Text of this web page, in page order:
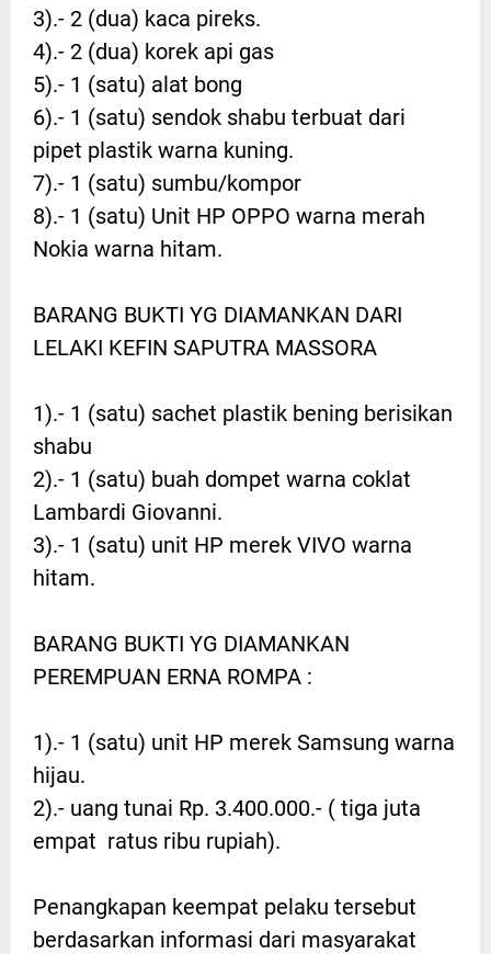
3).- 2 (dua) kaca pireks.
4).- 2 (dua) korek api gas
5).- 1 (satu) alat bong
6).- 1 (satu) sendok shabu terbuat dari
pipet plastik warna kuning.
7).- 1 (satu) sumbu/kompor
8).- 1 (satu) Unit HP OPPO warna merah
Nokia warna hitam.
BARANG BUKTI YG DIAMANKAN DARI
LELAKI KEFIN SAPUTRA MASSORA
1).- 1 (satu) sachet plastik bening berisikan
shabu
2).- 1 (satu) buah dompet warna coklat
Lambardi Giovanni.
3).- 1 (satu) unit HP merek VIVO warna
hitam.
BARANG BUKTI YG DIAMANKAN
PEREMPUAN ERNA ROMPA :
1).- 1 (satu) unit HP merek Samsung warna
hijau.
2).- uang tunai Rp. 3.400.000.- ( tiga juta
empat ratus ribu rupiah).
Penangkapan keempat pelaku tersebut
berdasarkan informasi dari masyarakat